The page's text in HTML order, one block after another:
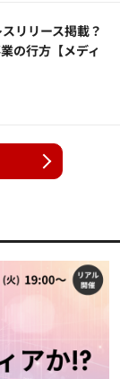
リリース掲載？
の行方【メディ